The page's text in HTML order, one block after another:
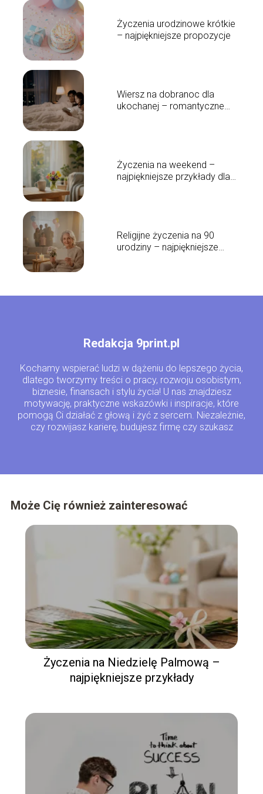
Życzenia urodzinowe krótkie
– najpiękniejsze propozycje
Wiersz na dobranoc dla
ukochanej – romantyczne
Życzenia na weekend –
najpiękniejsze przykłady dla
Religijne życzenia na 90
urodziny – najpiękniejsze
Redakcja 9print.pl
Kochamy wspierać ludzi w dążeniu do lepszego życia,
dlatego tworzymy treści o pracy, rozwoju osobistym,
biznesie, finansach i stylu życia! U nas znajdziesz
motywację, praktyczne wskazówki i inspiracje, które
pomogą Ci działać z głową i żyć z sercem. Niezależnie,
czy rozwijasz karierę, budujesz firmę czy szukasz
Może Cię również zainteresować
Życzenia na Niedzielę Palmową –
najpiękniejsze przykłady